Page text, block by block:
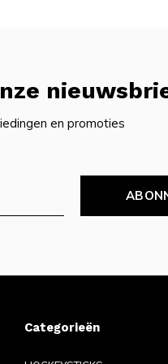
en promoties
Categorieën